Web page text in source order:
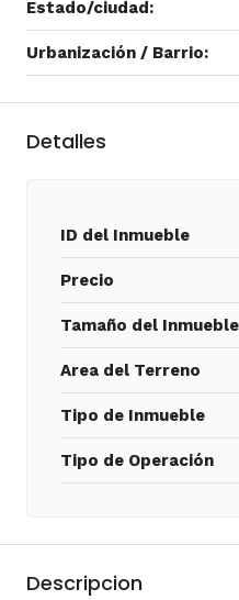
Estado/ciudad:
Urbanización / Barrio:
Detalles
ID del Inmueble
Precio
Tamaño del Inmueble
Area del Terreno
Tipo de Inmueble
Tipo de Operación
Descripcion